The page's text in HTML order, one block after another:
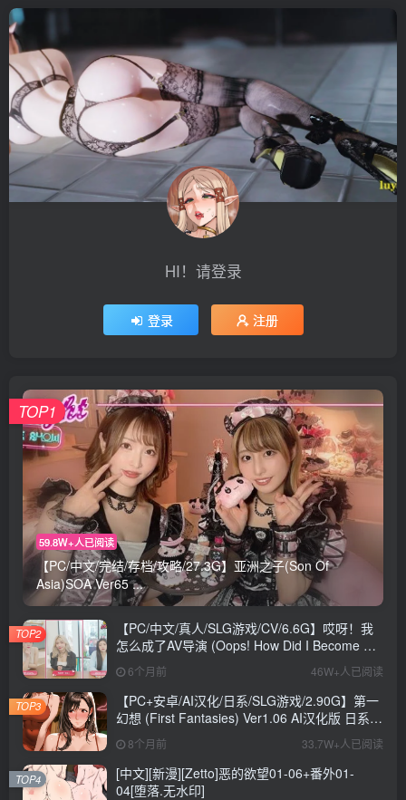
HI！请登录
登录 注册
59.8W+人已阅读
【PC/中文/完结/存档/攻略/27.3G】亚洲之子(Son Of
Asia)SOA Ver65 ...
TOP1
【PC/中文/真人/SLG游戏/CV/6.6G】哎呀！我
怎么成了AV导演 (Oops! How Did I Become An
AV Director?) Ver0.1.1 中文版+真人SLG游戏
+CV+6.6G
6个月前 46W+人已阅读
TOP2
【PC+安卓/AI汉化/日系/SLG游戏/2.90G】第一
幻想 (First Fantasies) Ver1.06 AI汉化版 日系
SLG游戏+2.90G
8个月前 33.7W+人已阅读
TOP3
[中文][新漫][Zetto]恶的欲望01-06+番外01-
04[堕落.无水印]
TOP4